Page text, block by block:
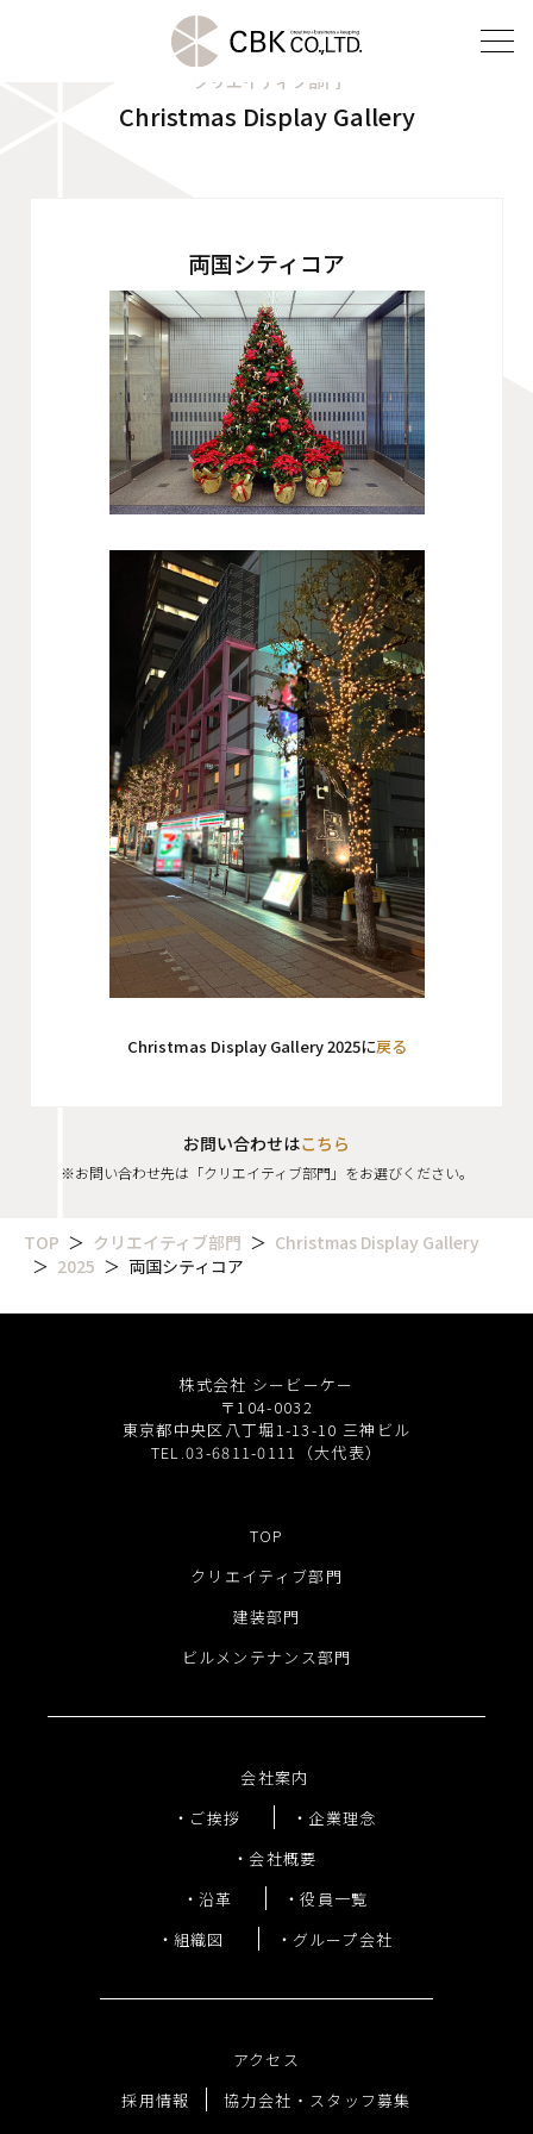
ビルメンテナンス部門
会社案内
ご挨拶
企業理念
会社概要
役員一覧
組織図
グループ会社
アクセス
採用情報
協力会社・スタッフ募集
お問い合わせ
クリエイティブ部門
Christmas Display Gallery
両国シティコア
Christmas Display Gallery 2025に戻る
お問い合わせはこちら
※お問い合わせ先は「クリエイティブ部門」をお選びください。
TOP クリエイティブ部門
Christmas Display Gallery
2025
両国シティコア
株式会社 シービーケー
〒104-0032
東京都中央区八丁堀1-13-10 三神ビル
TEL.03-6811-0111（大代表）
TOP
クリエイティブ部門
建装部門
ビルメンテナンス部門
会社案内
ご挨拶
企業理念
会社概要
沿革
役員一覧
組織図
グループ会社
アクセス
採用情報
協力会社・スタッフ募集